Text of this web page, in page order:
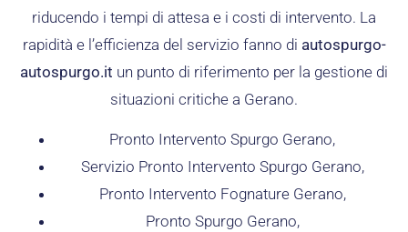
riducendo i tempi di attesa e i costi di intervento. La
rapidità e l’efficienza del servizio fanno di autospurgo-
autospurgo.it un punto di riferimento per la gestione di
situazioni critiche a Gerano.
Pronto Intervento Spurgo Gerano,
Servizio Pronto Intervento Spurgo Gerano,
Pronto Intervento Fognature Gerano,
Pronto Spurgo Gerano,